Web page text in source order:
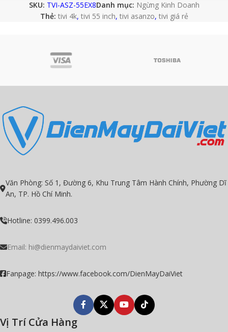
SKU: TVI-ASZ-55EX8Danh mục: Ngừng Kinh Doanh
Thẻ: tivi 4k, tivi 55 inch, tivi asanzo, tivi giá rẻ
Văn Phòng: Số 1, Đường 6, Khu Trung Tâm Hành Chính, Phường Dĩ
An, TP. Hồ Chí Minh.
Hotline: 0399.496.003
Email: hi@dienmaydaiviet.com
Fanpage: https://www.facebook.com/DienMayDaiViet
Vị Trí Cửa Hàng